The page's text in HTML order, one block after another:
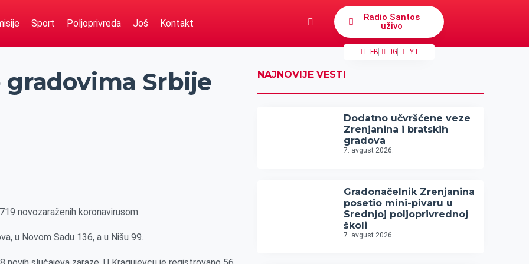
Sport Poljoprivreda Još Kontakt
Radio Santos
uživo
FB IG YT
Srbije
novozaraženih koronavirusom.
u Novom Sadu 136, a u Nišu 99.
NAJNOVIJE VESTI
Dodatno učvršćene veze
Zrenjanina i bratskih
gradova
7. avgust 2026.
Gradonačelnik Zrenjanina
posetio mini-pivaru u
Srednjoj poljoprivrednoj
školi
7. avgust 2026.